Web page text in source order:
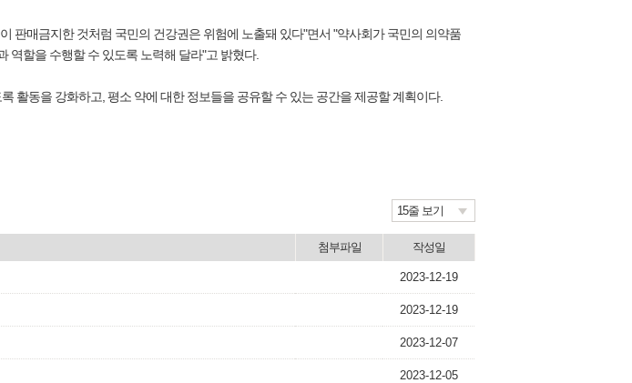
판매금지한 것처럼 국민의 건강권은 위험에 노출돼 있다"면서 "약사회가 국민의 의약품
역할을 수행할 수 있도록 노력해 달라"고 밝혔다.
활동을 강화하고, 평소 약에 대한 정보들을 공유할 수 있는 공간을 제공할 계획이다.
15줄 보기
첨부파일 작성일
2023-12-19
2023-12-19
2023-12-07
2023-12-05